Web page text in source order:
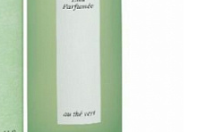
Одноклассники